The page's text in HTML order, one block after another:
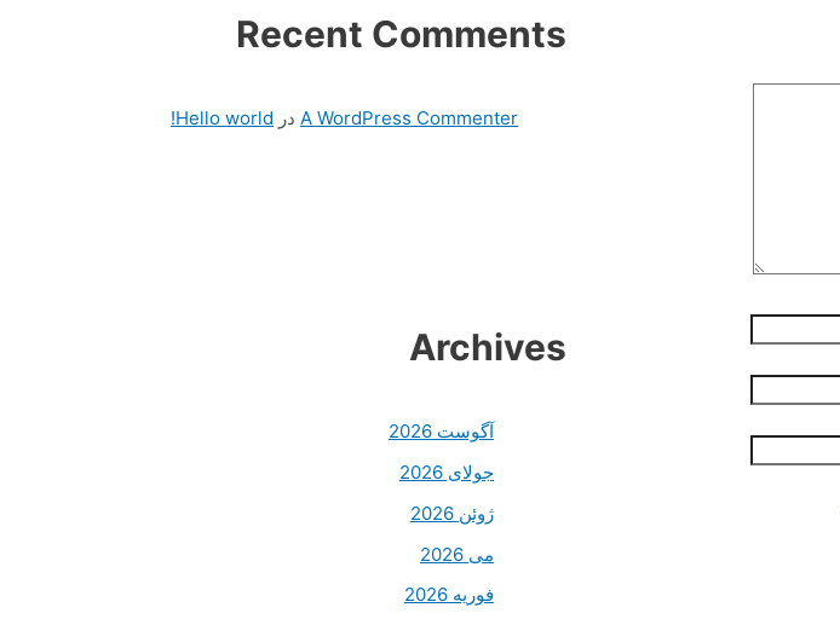
Recent Comments
A WordPress Commenter در Hello world!
Archives
آگوست 2026
جولای 2026
ژوئن 2026
می 2026
فوریه 2026